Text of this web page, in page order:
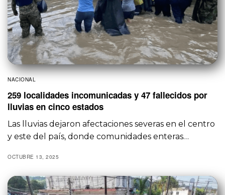
NACIONAL
259 localidades incomunicadas y 47 fallecidos por
lluvias en cinco estados
Las lluvias dejaron afectaciones severas en el centro
y este del país, donde comunidades enteras…
OCTUBRE 13, 2025